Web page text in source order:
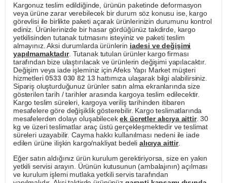
Kargonuz teslim edildiğinde, ürünün paketinde deformasyon
veya ürüne zarar verebilecek bir durum söz konusu ise, kargo
görevlisi ile birlikte paketi açarak ürünlerinizin durumunu kontrol
ediniz. Ürünlerinizde bir hasar gördüğünüz takdirde, kargo
yetkilisinden tutanak tutmasını isteyiniz ve paketi teslim
almayınız. Aksi durumlarda ürünlerin iadesi ve değişimi
yapılmamaktadır. Tutanak tutulan ürünler kargo firması
tarafından bize ulaştırılacak ve ürünlerin değişimi yapılacaktır.
Değişim veya iade işleminiz için Afeks Yapı Market müşteri
hizmetleri0533 030 82 13hattımıza ulaşarak bilgi alabilirsiniz.
Sipariş oluşturduğunuz ürünler satın alma ekranlarında size
gösterilen tarih / tarihler arasında kargoya teslim edilecektir.
Kargo teslim süreleri, kargoya veriliş tarihinden itibaren
mesafelere göre değişiklik gösterebilir. Kargo teslimatlarında
mesafelerden dolayı oluşabilecekek ücretler alıcıya aittir. 30
kg ve üzeri teslimatlar araç üstü gerçekleşmektedir ve teslimat
süreleri uzayabilir. Cayma hakkı kullanılması nedeni ile iade
edilen ürüne ilişkin kargo/nakliyat bedeli alıcıya aittir.
Eğer satın aldığınız ürün kurulum gerektiriyorsa, size en yakın
yetkili servisi arayın. Ürünün kutusunun (ambalajının) açılması
ve kurulum işlemi mutlaka yetkili servis tarafından